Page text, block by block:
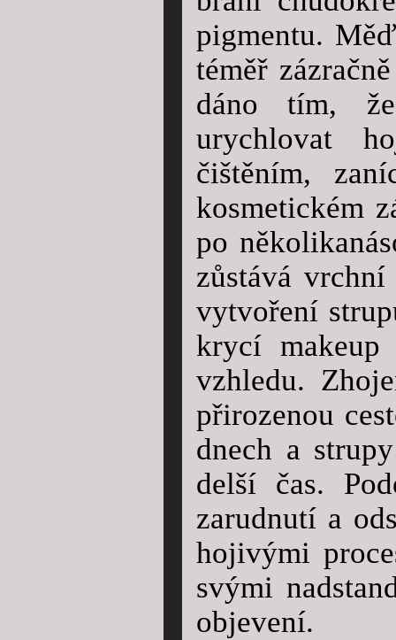
pigmentu.
téměř
dáno tím, že
urychlovat
čištěním,
kosmetickém
po
zůstává
vytvoření
krycí
vzhledu.
přirozenou
dnech a
delší čas.
zarudnutí a
hojivými
svými
objevení.